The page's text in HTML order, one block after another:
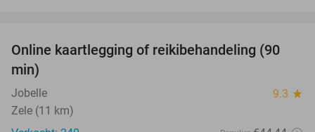
55%
Online kaartlegging of reikibehandeling (90
min)
Jobelle 9.3 star
Zele (11 km)